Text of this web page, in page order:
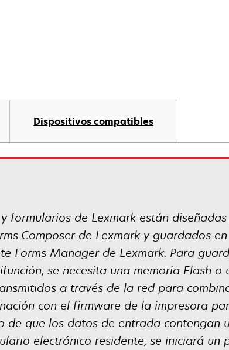
Dispositivos compatibles
formularios de Lexmark están
Composer de Lexmark y guardados
Forms Manager de Lexmark. Para
se necesita una memoria Flash o
a través de la red para
con el firmware de la impresora
de que los datos de entrada contengan
electrónico residente, se iniciará un